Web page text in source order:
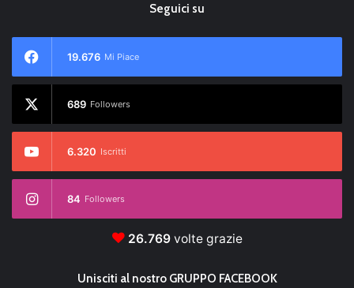
Seguici su
19.676 Mi Piace
689 Followers
6.320 Iscritti
84 Followers
26.769volte grazie
Unisciti al nostro GRUPPO FACEBOOK